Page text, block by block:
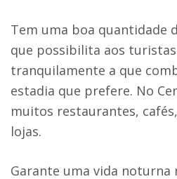
Tem uma boa quantidade
que possibilita aos
tranquilamente a que
estadia que prefere. No
muitos restaurantes,
lojas.
Garante uma vida noturna